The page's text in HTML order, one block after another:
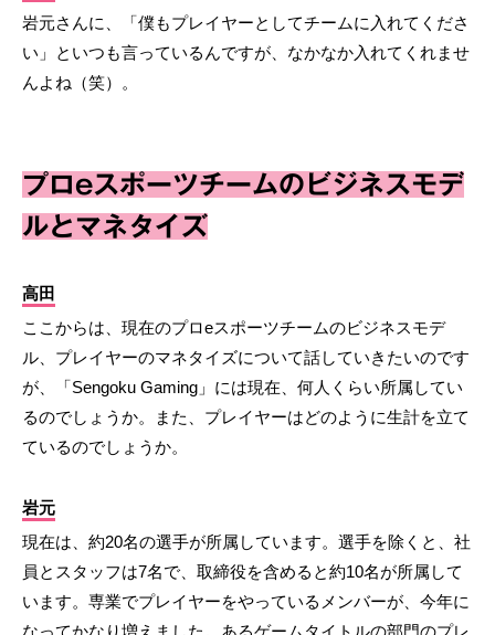
岩元さんに、「僕もプレイヤーとしてチームに入れてくださ
い」といつも言っているんですが、なかなか入れてくれませ
んよね（笑）。
プロeスポーツチームのビジネスモデ
ルとマネタイズ
高田
ここからは、現在のプロeスポーツチームのビジネスモデ
ル、プレイヤーのマネタイズについて話していきたいのです
が、「Sengoku Gaming」には現在、何人くらい所属してい
るのでしょうか。また、プレイヤーはどのように生計を立て
ているのでしょうか。
岩元
現在は、約20名の選手が所属しています。選手を除くと、社
員とスタッフは7名で、取締役を含めると約10名が所属して
います。専業でプレイヤーをやっているメンバーが、今年に